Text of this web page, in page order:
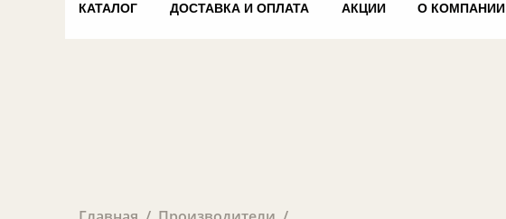
КАТАЛОГ ДОСТАВКА И ОПЛАТА АКЦИИ О КОМПАНИИ